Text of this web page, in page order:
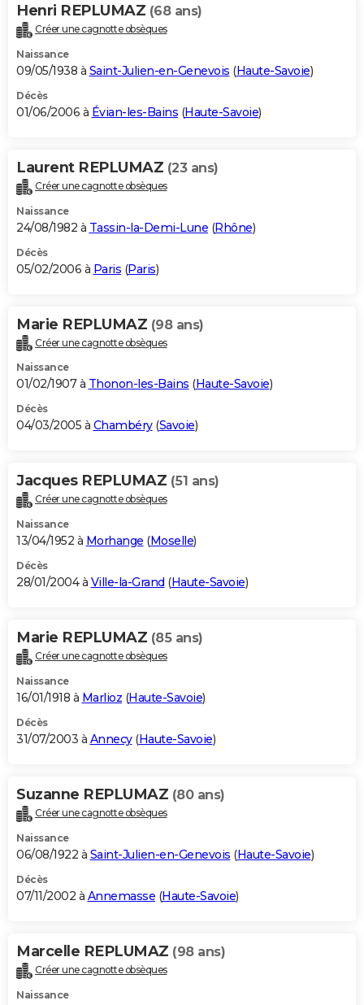
Henri REPLUMAZ (68 ans)
Créer une cagnotte obsèques
Naissance
09/05/1938 à Saint-Julien-en-Genevois (Haute-Savoie)
Décès
01/06/2006 à Évian-les-Bains (Haute-Savoie)
Laurent REPLUMAZ (23 ans)
Créer une cagnotte obsèques
Naissance
24/08/1982 à Tassin-la-Demi-Lune (Rhône)
Décès
05/02/2006 à Paris (Paris)
Marie REPLUMAZ (98 ans)
Créer une cagnotte obsèques
Naissance
01/02/1907 à Thonon-les-Bains (Haute-Savoie)
Décès
04/03/2005 à Chambéry(Savoie)
Jacques REPLUMAZ (51 ans)
Créer une cagnotte obsèques
Naissance
13/04/1952 à Morhange (Moselle)
Décès
28/01/2004 à Ville-la-Grand (Haute-Savoie)
Marie REPLUMAZ (85 ans)
Créer une cagnotte obsèques
Naissance
16/01/1918 à Marlioz (Haute-Savoie)
Décès
31/07/2003 à Annecy(Haute-Savoie)
Suzanne REPLUMAZ (80 ans)
Créer une cagnotte obsèques
Naissance
06/08/1922 à Saint-Julien-en-Genevois (Haute-Savoie)
Décès
07/11/2002 à Annemasse (Haute-Savoie)
Marcelle REPLUMAZ (98 ans)
Créer une cagnotte obsèques
Naissance